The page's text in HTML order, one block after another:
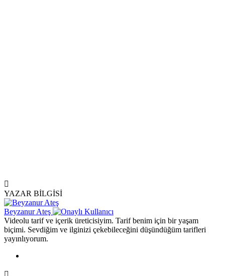
YAZAR BİLGİSİ
Beyzanur Ateş
Videolu tarif ve içerik üreticisiyim. Tarif benim için bir yaşam
biçimi. Sevdiğim ve ilginizi çekebileceğini düşündüğüm tarifleri
yayınlıyorum.